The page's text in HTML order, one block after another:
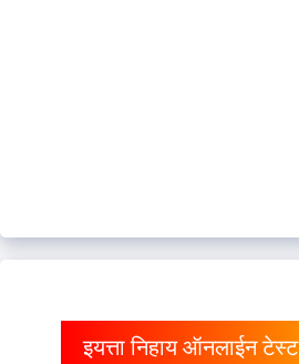
इयत्ता निहाय ऑनलाईन टेस्ट